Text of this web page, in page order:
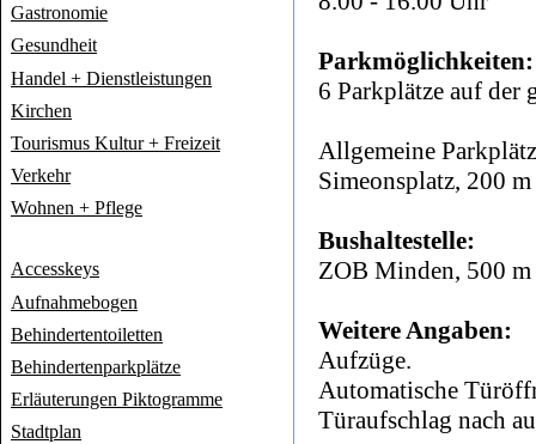
Gastronomie
Gesundheit
Handel + Dienstleistungen
Kirchen
Tourismus Kultur + Freizeit
Verkehr
Wohnen + Pflege
Accesskeys
Aufnahmebogen
Behindertentoiletten
Behindertenparkplätze
Erläuterungen Piktogramme
Stadtplan
Parkmöglichkeiten:
6 Parkplätze auf der
Allgemeine
Simeonsplatz, 200
Bushaltestelle:
ZOB Minden, 500
Weitere Angaben:
Aufzüge.
Automatische
Türaufschlag nach